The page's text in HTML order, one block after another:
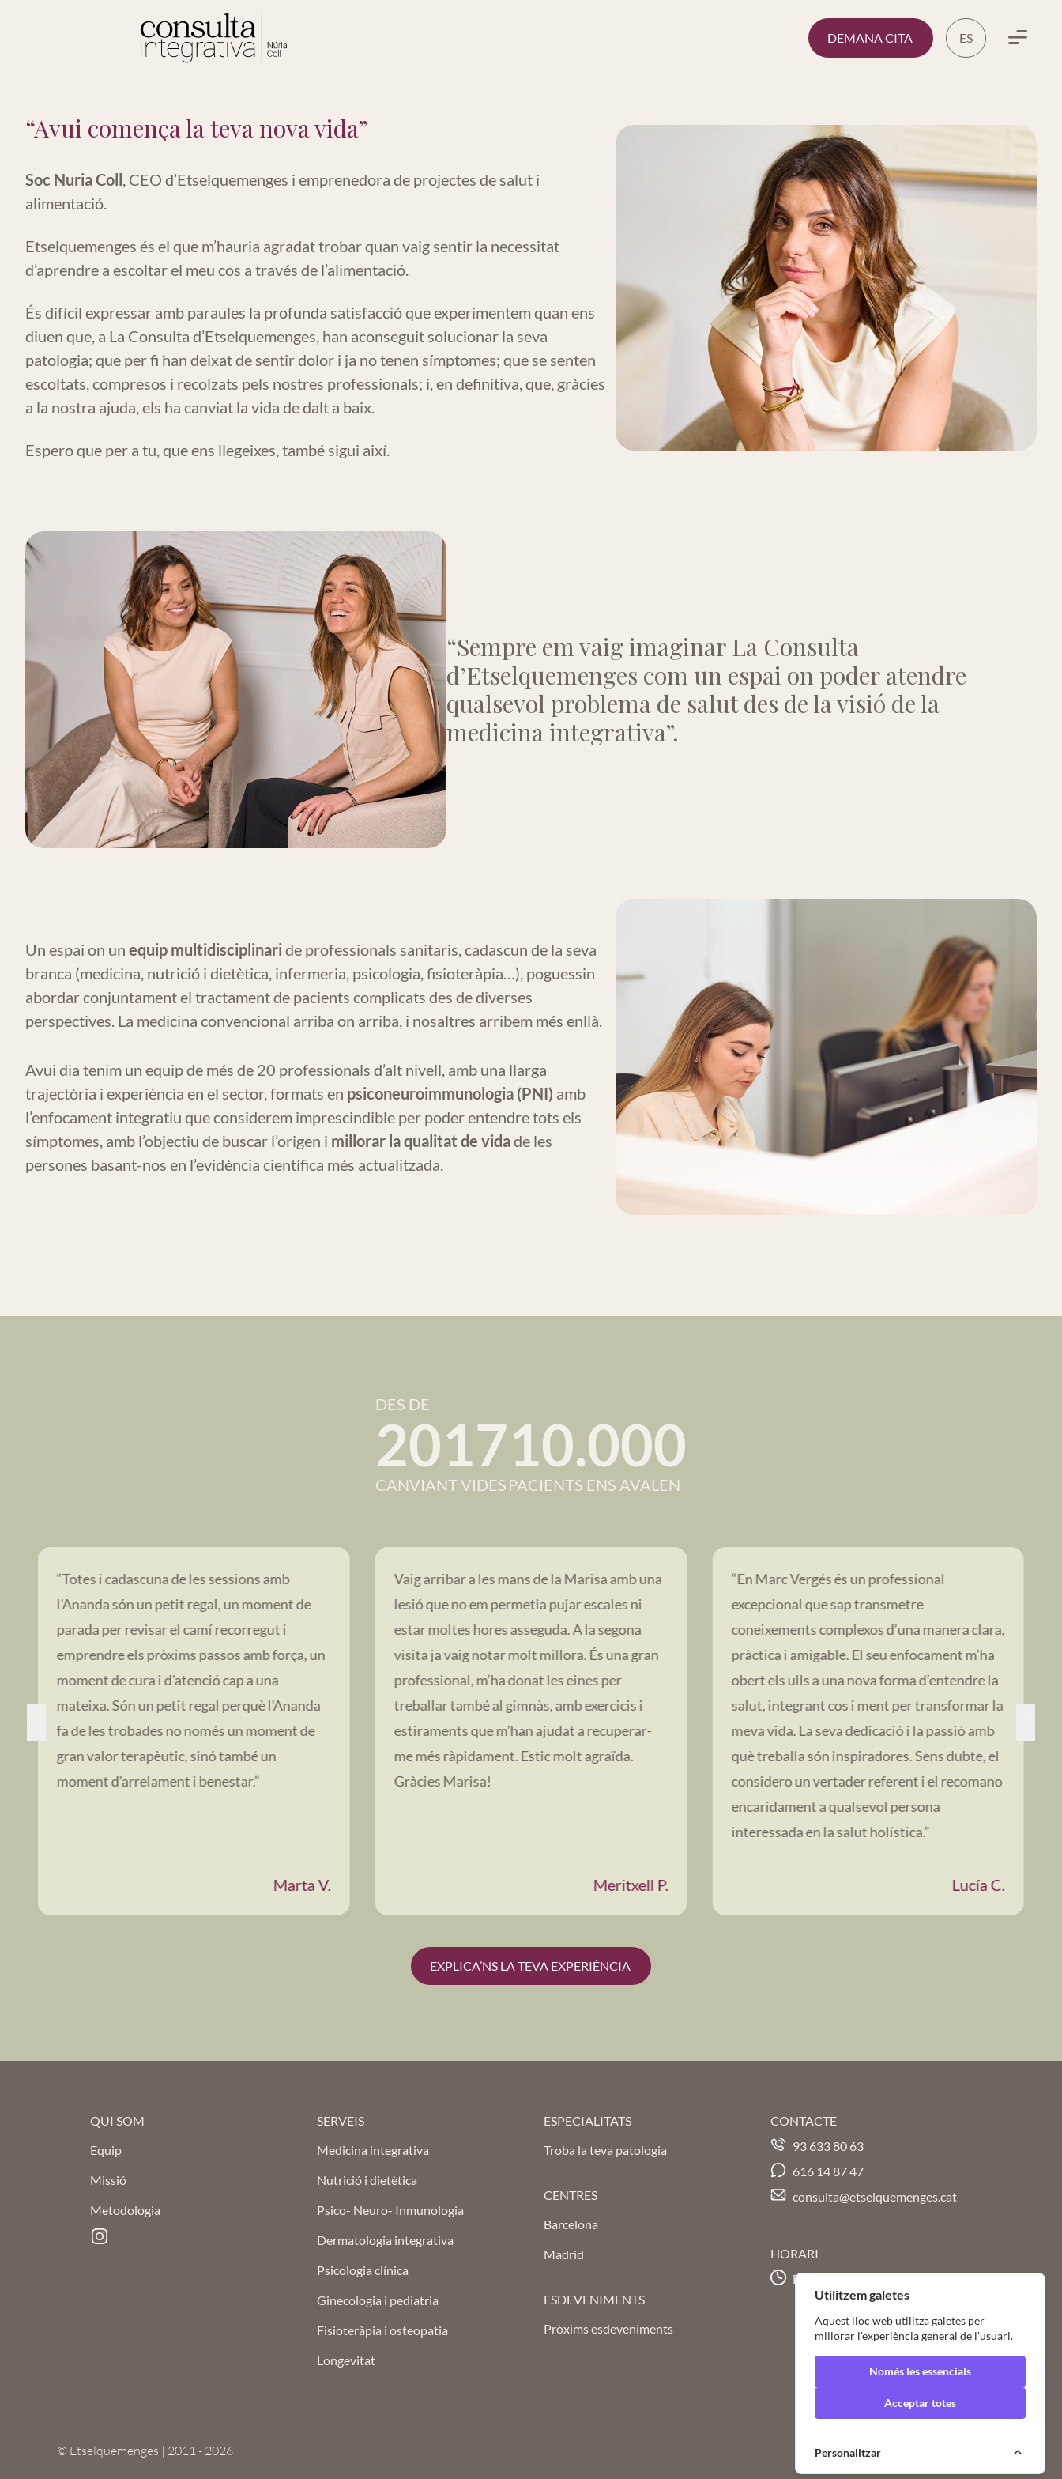
DEMANA CITA ES
Menu
“Avui comença la teva nova vida”
Soc Nuria Coll, CEO d’Etselquemenges i emprenedora de projectes de salut i
alimentació.
Etselquemenges és el que m’hauria agradat trobar quan vaig sentir la necessitat
d’aprendre a escoltar el meu cos a través de l’alimentació.
És difícil expressar amb paraules la profunda satisfacció que experimentem quan ens
diuen que, a La Consulta d’Etselquemenges, han aconseguit solucionar la seva
patologia; que per fi han deixat de sentir dolor i ja no tenen símptomes; que se senten
escoltats, compresos i recolzats pels nostres professionals; i, en definitiva, que, gràcies
a la nostra ajuda, els ha canviat la vida de dalt a baix.
Espero que per a tu, que ens llegeixes, també sigui així.
“Sempre em vaig imaginar La Consulta
d’Etselquemenges com un espai on poder atendre
qualsevol problema de salut des de la visió de la
medicina integrativa”.
Un espai on un equip multidisciplinaride professionals sanitaris, cadascun de la seva
branca (medicina, nutrició i dietètica, infermeria, psicologia, fisioteràpia…), poguessin
abordar conjuntament el tractament de pacients complicats des de diverses
perspectives. La medicina convencional arriba on arriba, i nosaltres arribem més enllà.
Avui dia tenim un equip de més de 20 professionals d’alt nivell, amb una llarga
trajectòria i experiència en el sector, formats en psiconeuroimmunologia (PNI) amb
l’enfocament integratiu que considerem imprescindible per poder entendre tots els
símptomes, amb l’objectiu de buscar l’origen i millorar la qualitat de vidade les
persones basant-nos en l’evidència científica més actualitzada.
DES DE
2017
CANVIANT VIDES
10.000
PACIENTS ENS AVALEN
“Totes i cadascuna de les sessions amb
l'Ananda són un petit regal, un moment de
parada per revisar el camí recorregut i
emprendre els pròxims passos amb força, un
moment de cura i d'atenció cap a una
mateixa. Són un petit regal perquè l'Ananda
fa de les trobades no només un moment de
gran valor terapèutic, sinó també un
moment d'arrelament i benestar.”
Marta V.
Vaig arribar a les mans de la Marisa amb una
lesió que no em permetia pujar escales ni
estar moltes hores asseguda. A la segona
visita ja vaig notar molt millora. És una gran
professional, m’ha donat les eines per
treballar també al gimnàs, amb exercicis i
estiraments que m’han ajudat a recuperar-
me més ràpidament. Estic molt agraïda.
Gràcies Marisa!
Meritxell P.
“En Marc Vergés és un professional
excepcional que sap transmetre
coneixements complexos d’una manera clara,
pràctica i amigable. El seu enfocament m’ha
obert els ulls a una nova forma d’entendre la
salut, integrant cos i ment per transformar la
meva vida. La seva dedicació i la passió amb
què treballa són inspiradores. Sens dubte, el
considero un vertader referent i el recomano
encaridament a qualsevol persona
interessada en la salut holística.”
Lucía C.
EXPLICA’NS LA TEVA EXPERIÈNCIA
QUI SOM
Equip
Missió
Metodologia
Instagram
SERVEIS
Medicina integrativa
Nutrició i dietètica
Psico- Neuro- Inmunologia
Dermatologia integrativa
Psicologia clínica
Ginecologia i pediatria
Fisioteràpia i osteopatia
Longevitat
ESPECIALITATS
Troba la teva patologia
CENTRES
Barcelona
Madrid
ESDEVENIMENTS
Pròxims esdeveniments
CONTACTE
93 633 80 63
616 14 87 47
consulta@etselquemenges.cat
HORARI
Dll a Dj de 9 a 21h | Dv de 9 a 20h
© Etselquemenges | 2011 - 2026 Condicions d'us
Utilitzem galetes
Aquest lloc web utilitza galetes per
millorar l'experiència general de l'usuari.
Només les essencials
Acceptar totes
Personalitzar